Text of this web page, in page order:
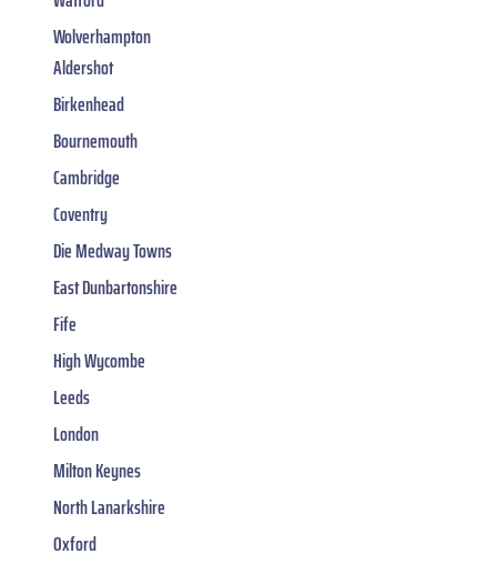
Wolverhampton
Aldershot
Birkenhead
Bournemouth
Cambridge
Coventry
Die Medway Towns
East Dunbartonshire
Fife
High Wycombe
Leeds
London
Milton Keynes
North Lanarkshire
Oxford